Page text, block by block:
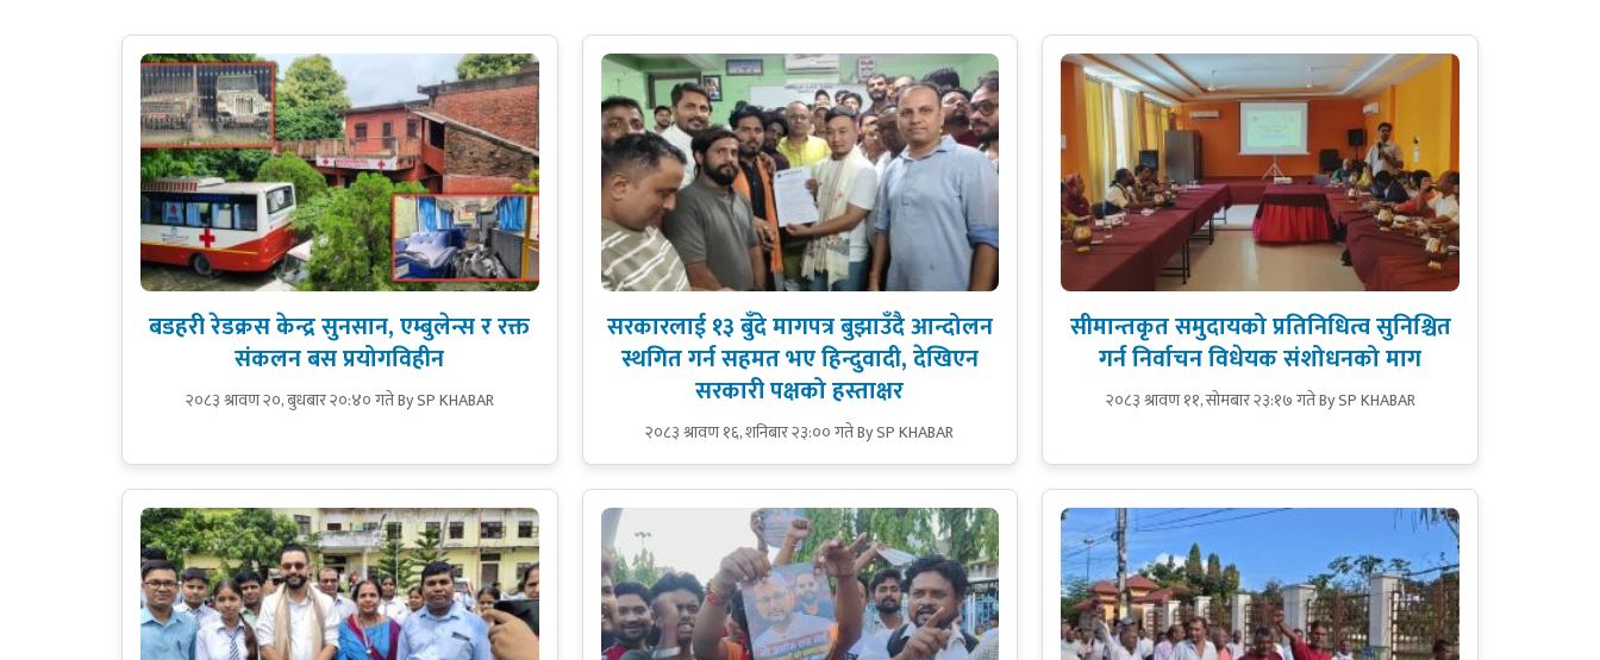
बडहरी रेडक्रस केन्द्र सुनसान, एम्बुलेन्स र रक्त
संकलन बस प्रयोगविहीन
२०८३ श्रावण २०, बुधबार २०:४० गतेBy SP KHABAR
सरकारलाई १३ बुँदे मागपत्र बुझाउँदै आन्दोलन
स्थगित गर्न सहमत भए हिन्दुवादी, देखिएन
सरकारी पक्षको हस्ताक्षर
२०८३ श्रावण १६, शनिबार २३:०० गतेBy SP KHABAR
सीमान्तकृत समुदायको प्रतिनिधित्व सुनिश्चित
गर्न निर्वाचन विधेयक संशोधनको माग
२०८३ श्रावण ११, सोमबार २३:१७ गतेBy SP KHABAR